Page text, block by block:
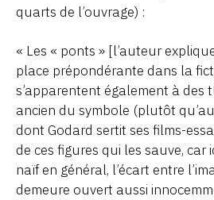
quarts de l’ouvrage) :
« Les « ponts » [l’auteur
place prépondérante dans la
s’apparentent également à des
ancien du symbole (plutôt
dont Godard sertit ses films-
de ces figures qui les sauve, car
naïf en général, l’écart entre
demeure ouvert aussi